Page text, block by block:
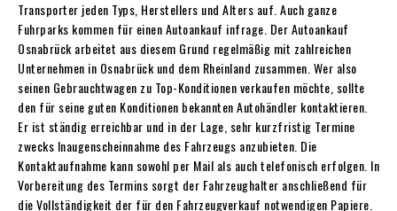
Transporter jeden Typs, Herstellers und Alters auf. Auch ganze
Fuhrparks kommen für einen Autoankauf infrage. Der Autoankauf
Osnabrück arbeitet aus diesem Grund regelmäßig mit zahlreichen
Unternehmen in Osnabrück und dem Rheinland zusammen. Wer also
seinen Gebrauchtwagen zu Top-Konditionen verkaufen möchte, sollte
den für seine guten Konditionen bekannten Autohändler kontaktieren.
Er ist ständig erreichbar und in der Lage, sehr kurzfristig Termine
zwecks Inaugenscheinnahme des Fahrzeugs anzubieten. Die
Kontaktaufnahme kann sowohl per Mail als auch telefonisch erfolgen. In
Vorbereitung des Termins sorgt der Fahrzeughalter anschließend für
die Vollständigkeit der für den Fahrzeugverkauf notwendigen Papiere.